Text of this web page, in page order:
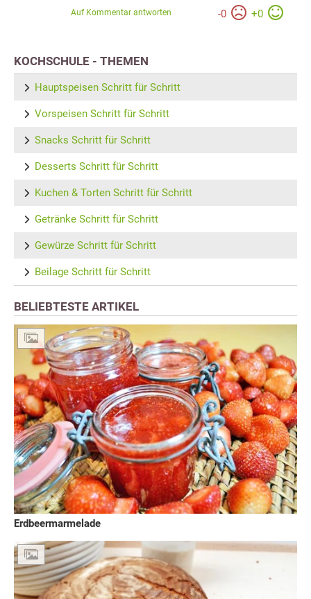
-0 +0
Auf Kommentar antworten
KOCHSCHULE - THEMEN
Hauptspeisen Schritt für Schritt
Vorspeisen Schritt für Schritt
Snacks Schritt für Schritt
Desserts Schritt für Schritt
Kuchen & Torten Schritt für Schritt
Getränke Schritt für Schritt
Gewürze Schritt für Schritt
Beilage Schritt für Schritt
BELIEBTESTE ARTIKEL
Erdbeermarmelade